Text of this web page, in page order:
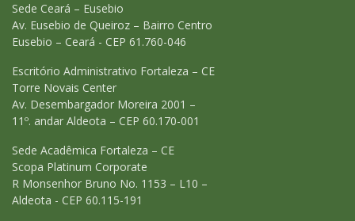
Sede Ceará – Eusebio
Av. Eusebio de Queiroz – Bairro Centro
Eusebio – Ceará - CEP 61.760-046
Escritório Administrativo Fortaleza – CE
Torre Novais Center
Av. Desembargador Moreira 2001 –
11º. andar Aldeota – CEP 60.170-001
Sede Acadêmica Fortaleza – CE
Scopa Platinum Corporate
R Monsenhor Bruno No. 1153 – L10 –
Aldeota - CEP 60.115-191